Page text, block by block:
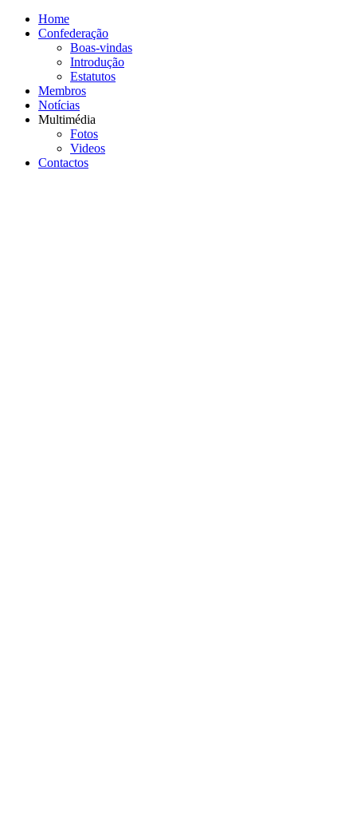
Home
Confederação
Boas-vindas
Introdução
Estatutos
Membros
Notícias
Multimédia
Fotos
Videos
Contactos